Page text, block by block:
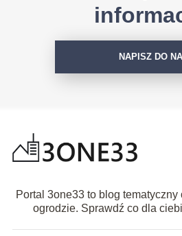
NAPISZ DO
Portal 3one33 to blog
ogrodzie. Sprawdź co dla